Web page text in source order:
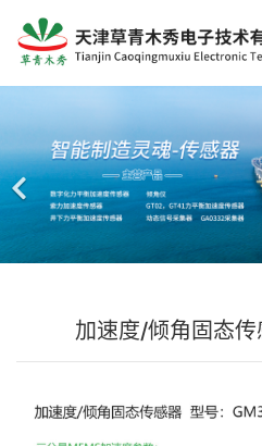
首页
关于我们
荣誉资质
公司简介
资讯
公司新闻产品中心
桥梁案例
联系我们
加速度/倾角固态